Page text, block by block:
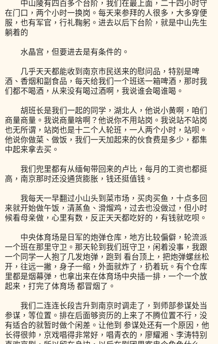
中山陵有四百多个台阶，我们在最上面，二十四小时守
在门口，两个小时一换岗。每天来参拜的人很多，大多穿便
服，也有军官，行礼鞠躬。进去以后下台阶，就是中山先生
躺着的
水晶宫，但要进去是有条件的。
几乎天天都能收到南京市民送来的慰问品，特别是啤
酒、香烟和副食品，每天给我们一个班送一箱啤酒，那时我
们都不喝酒，从来没有喝过酒啊，我说谁会喝谁喝。
胡班长是我们一起的同学，湖北人，他说小黄啊，咱们
商量商量。我说商量啥啊？他说你不用站岗。我说站不站岗
也无所谓，站岗也是十二个人轮班，一人两个小时，站呗。
他说你做菜、做饭，我们一天加起来的伙食费是多少，都集
中起来拿去买。
我们兜里都有从缅甸带回来的卢比，每月的工资也都挺
高，南京那时还没通货膨胀，钱还挺值钱。
我每天一早翻过小山头到菜市场，买肉买鱼，十点多回
来就开始做午饭，清蒸鱼、滑熘鸡，过去也没做过，但小时
候看母亲做，心里有数，反正天天都吃好的，有钱就吃呗。
中央体育场是日军的炮弹仓库，地方比较偏僻，轮流派
一个班在那里守卫。那天轮到我们班守卫，闲着没事，我跟
一个同学一人抱了几发炮弹，跑到 看台顶上，把炮弹螺丝松
开，往远一撇，身子一缩，外面就炸了，扔着玩。有个仓库
里都是烟幕弹，也拿出来在体育场中央插一排，一个一个放
起来，打完了体育场 都冒烟了。
我们二连连长段吉升到南京时调走了，到师部参谋处当
参谋，等位置。排在后面够资历的上来了不腾位置不行，没
有适合的就暂时做个闲差。让他到 参谋处还有一个原因，他
长得很帅，京戏唱得非常好，唱青衣的，廖耀湘、李涛特别